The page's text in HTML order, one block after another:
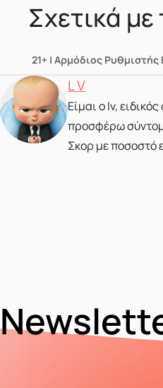
Σχετικά
21+ | Αρμόδιος Ρυθμιστής
Posted by
L V
Είμαι ο lv,
προσφέρω
Σκορ με ποσοστό